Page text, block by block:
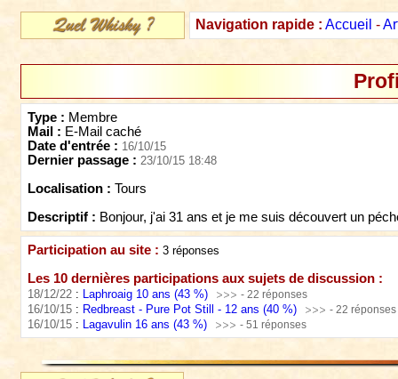
Navigation rapide : Accueil -
Type : Membre
Mail : E-Mail caché
Date d'entrée : 16/10/15
Dernier passage : 23/10/15 18:48
Localisation : Tours
Descriptif : Bonjour, j'ai 31 ans et je me suis découvert un
Participation au site : 3 réponses
Les 10 dernières participations aux sujets de discussion :
18/12/22 : Laphroaig 10 ans (43 %) - 22 réponses
16/10/15 : Redbreast - Pure Pot Still - 12 ans (40 %) - 22 réponses
16/10/15 : Lagavulin 16 ans (43 %) - 51 réponses